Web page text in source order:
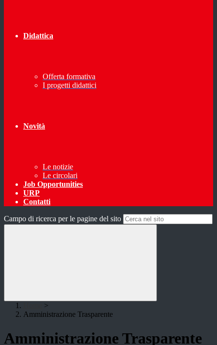
Didattica
Offerta formativa
I progetti didattici
Novità
Le notizie
Le circolari
Job Opportunities
URP
Contatti
Campo di ricerca per le pagine del sito
>
Amministrazione Trasparente
Amministrazione Trasparente